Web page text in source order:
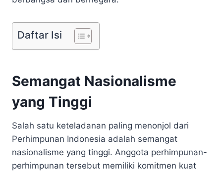
Daftar Isi
Semangat Nasionalisme
yang Tinggi
Salah satu keteladanan paling menonjol dari
Perhimpunan Indonesia adalah semangat
nasionalisme yang tinggi. Anggota perhimpunan-
perhimpunan tersebut memiliki komitmen kuat